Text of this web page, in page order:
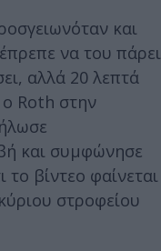
και
να του πάρει
αλλά 20 λεπτά
Roth στην
και συμφώνησε
βίντεο φαίνεται
στροφείου